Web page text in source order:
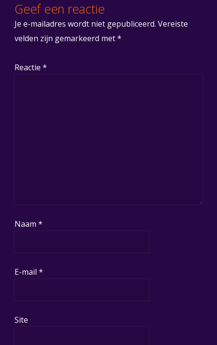
Geef een reactie
Je e-mailadres wordt niet gepubliceerd. Vereiste
velden zijn gemarkeerd met*
Reactie *
Naam *
E-mail *
Site